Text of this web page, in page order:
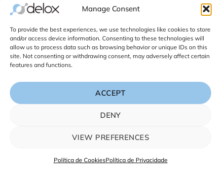
Manage Consent
To provide the best experiences, we use technologies like cookies to store
and/or access device information. Consenting to these technologies will
allow us to process data such as browsing behavior or unique IDs on this
site. Not consenting or withdrawing consent, may adversely affect certain
features and functions.
ACCEPT
DENY
VIEW PREFERENCES
Política de CookiesPolítica de Privacidade
Solicitar uma demonstração
Fichas de trabalho de projetos (Saiba mais).
Copyright 2026 © Delox - All rights reserved.